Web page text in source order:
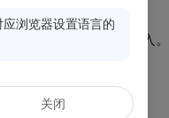
”，避免“集邮式”投入。
。
浏览器设置语言的
关闭